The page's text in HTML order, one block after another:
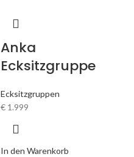
Anka
Ecksitzgruppe
Ecksitzgruppen
€ 1.999
In den Warenkorb